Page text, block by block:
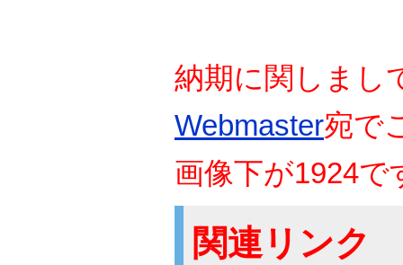
納期に関しまし
Webmaster宛で
画像下が1924で
関連リンク